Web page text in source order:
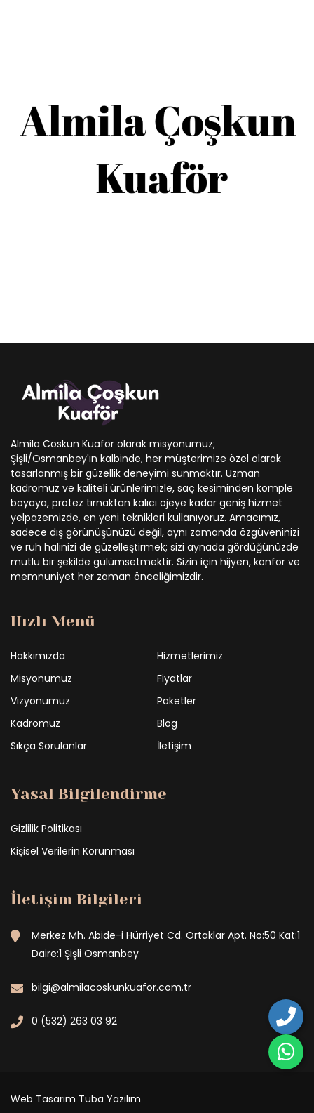
Almila Coskun Kuaför olarak misyonumuz;
Şişli/Osmanbey'ın kalbinde, her müşterimize özel olarak
tasarlanmış bir güzellik deneyimi sunmaktır. Uzman
kadromuz ve kaliteli ürünlerimizle, saç kesiminden komple
boyaya, protez tırnaktan kalıcı ojeye kadar geniş hizmet
yelpazemizde, en yeni teknikleri kullanıyoruz. Amacımız,
sadece dış görünüşünüzü değil, aynı zamanda özgüveninizi
ve ruh halinizi de güzelleştirmek; sizi aynada gördüğünüzde
mutlu bir şekilde gülümsetmektir. Sizin için hijyen, konfor ve
memnuniyet her zaman önceliğimizdir.
Hızlı Menü
Hakkımızda
Hizmetlerimiz
Misyonumuz
Fiyatlar
Vizyonumuz
Paketler
Kadromuz
Blog
Sıkça Sorulanlar
İletişim
Yasal Bilgilendirme
Gizlilik Politikası
Kişisel Verilerin Korunması
İletişim Bilgileri
Merkez Mh. Abide-i Hürriyet Cd. Ortaklar Apt. No:50 Kat:1
Daire:1 Şişli Osmanbey
bilgi@almilacoskunkuafor.com.tr
0 (532) 263 03 92
Web Tasarım Tuba Yazılım